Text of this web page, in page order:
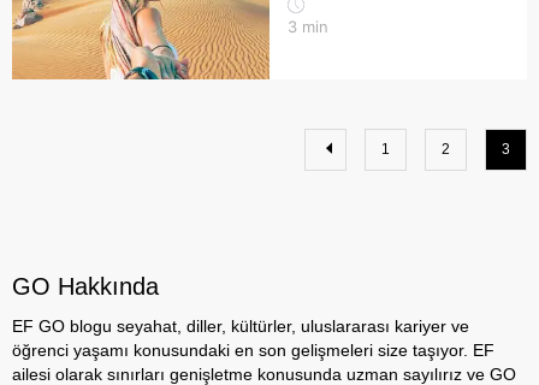
3 min
1 2 3
GO Hakkında
EF GO blogu seyahat, diller, kültürler, uluslararası kariyer ve
öğrenci yaşamı konusundaki en son gelişmeleri size taşıyor. EF
ailesi olarak sınırları genişletme konusunda uzman sayılırız ve GO